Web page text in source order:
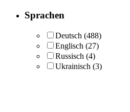
Sprachen
Deutsch (488)
Englisch (27)
Russisch (4)
Ukrainisch (3)